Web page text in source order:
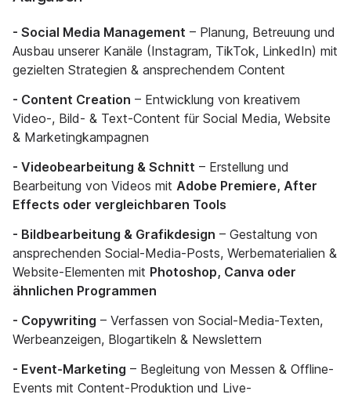
- Social Media Management – Planung, Betreuung und
Ausbau unserer Kanäle (Instagram, TikTok, LinkedIn) mit
gezielten Strategien & ansprechendem Content
- Content Creation – Entwicklung von kreativem
Video-, Bild- & Text-Content für Social Media, Website
& Marketingkampagnen
- Videobearbeitung & Schnitt – Erstellung und
Bearbeitung von Videos mit Adobe Premiere, After
Effects oder vergleichbaren Tools
- Bildbearbeitung & Grafikdesign – Gestaltung von
ansprechenden Social-Media-Posts, Werbematerialien &
Website-Elementen mit Photoshop, Canva oder
ähnlichen Programmen
- Copywriting – Verfassen von Social-Media-Texten,
Werbeanzeigen, Blogartikeln & Newslettern
- Event-Marketing – Begleitung von Messen & Offline-
Events mit Content-Produktion und Live-